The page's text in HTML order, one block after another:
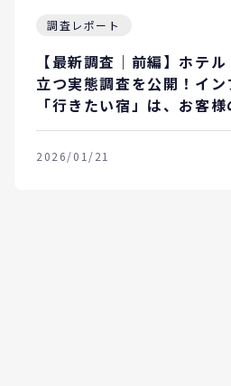
調査レポート
【最新調査｜前編】ホテ
立つ実態調査を公開！イ
「行きたい宿」は、お客
なのか？
2026/01/21